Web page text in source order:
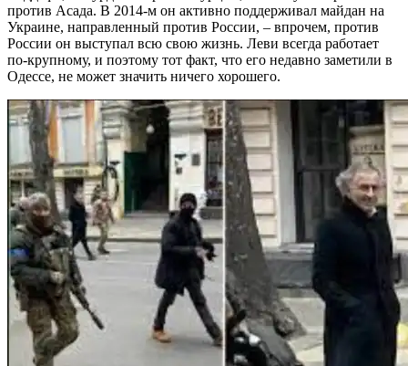
против Асада. В 2014-м он активно поддерживал майдан на
Украине, направленный против России, – впрочем, против
России он выступал всю свою жизнь. Леви всегда работает
по-крупному, и поэтому тот факт, что его недавно заметили в
Одессе, не может значить ничего хорошего.